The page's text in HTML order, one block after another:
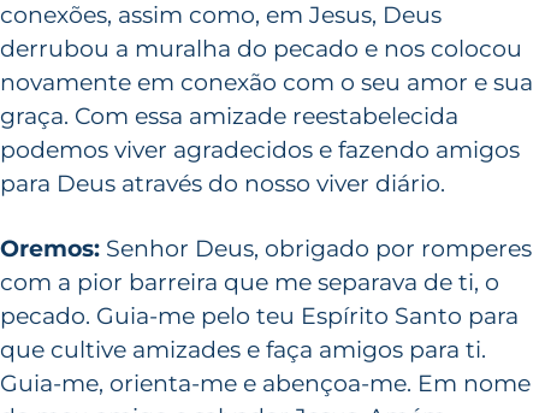
conexões, assim como, em Jesus, Deus
derrubou a muralha do pecado e nos colocou
novamente em conexão com o seu amor e sua
graça. Com essa amizade reestabelecida
podemos viver agradecidos e fazendo amigos
para Deus através do nosso viver diário.
Oremos: Senhor Deus, obrigado por romperes
com a pior barreira que me separava de ti, o
pecado. Guia-me pelo teu Espírito Santo para
que cultive amizades e faça amigos para ti.
Guia-me, orienta-me e abençoa-me. Em nome